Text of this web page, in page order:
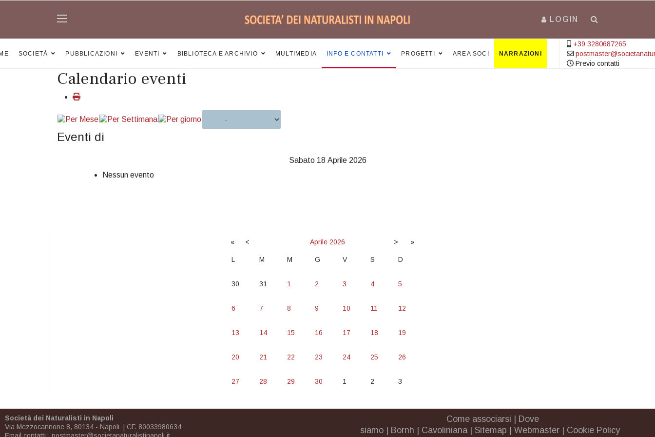
LOGIN
SOCIETÀ PUBBLICAZIONI EVENTI BIBLIOTECA E ARCHIVIO MULTIMEDIA INFO E CONTATTI PROGETTI AREA SOCI NARRAZIONI
+39 3280687265
Previo contatti
Calendario eventi
Eventi di
Sabato 18 Aprile 2026
Nessun evento
« < Aprile 2026 > »
L M M G V S D
30 31 1 2 3 4 5
6 7 8 9 10 11 12
13 14 15 16 17 18 19
20 21 22 23 24 25 26
27 28 29 30 1 2 3
Società dei Naturalisti in Napoli
Via Mezzocannone 8, 80134 - Napoli | CF. 80033980634
Come associarsi
Dove
siamo
Bornh Cavoliniana| Sitemap Webmaster Cookie Policy